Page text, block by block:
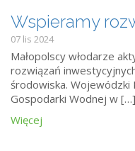
Wspieramy
07 lis 2024
Małopolscy włodarze
rozwiązań
środowiska. Wojewódzki
Gospodarki Wodnej w […]
Więcej